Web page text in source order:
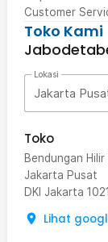
Customer
Toko Kami
Lokasi
Jakarta
Toko
Bendungan Hilir
Jakarta Pusat
DKI Jakarta
Lihat